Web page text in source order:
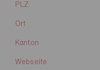
PLZ
Ort
Kanton
Webseite